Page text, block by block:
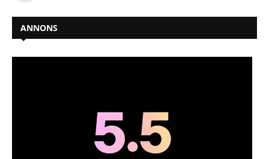
ANNONS